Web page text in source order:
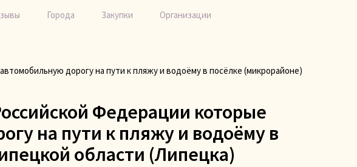
Города Закупки Организации
дорогу на пути к пляжу и водоёму в посёлке (микрорайоне)
Федерации которые
на пути к пляжу и водоёму в
области (Липецка)